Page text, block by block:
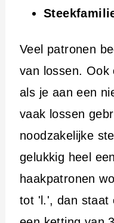
Veel patronen
van lossen. Ook
als je aan een
vaak lossen
noodzakelijke
gelukkig heel
haakpatronen
tot 'l.', dan staat